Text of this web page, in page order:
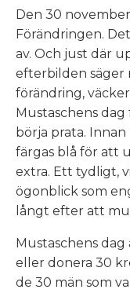
Den 30
Förändringen.
av. Och just där
efterbilden säger
förändring,
Mustaschens
börja prata.
färgas blå för att
extra. Ett tydligt,
ögonblick som
långt efter att
Mustaschens dag
eller donera 30
de 30 män som